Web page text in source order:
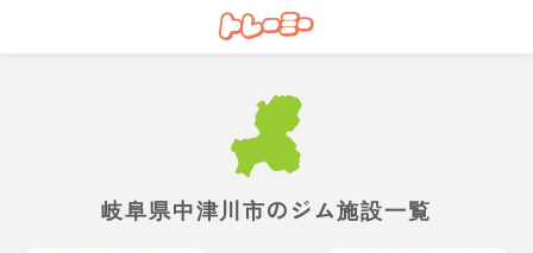
岐阜県中津川市のジム施設一覧